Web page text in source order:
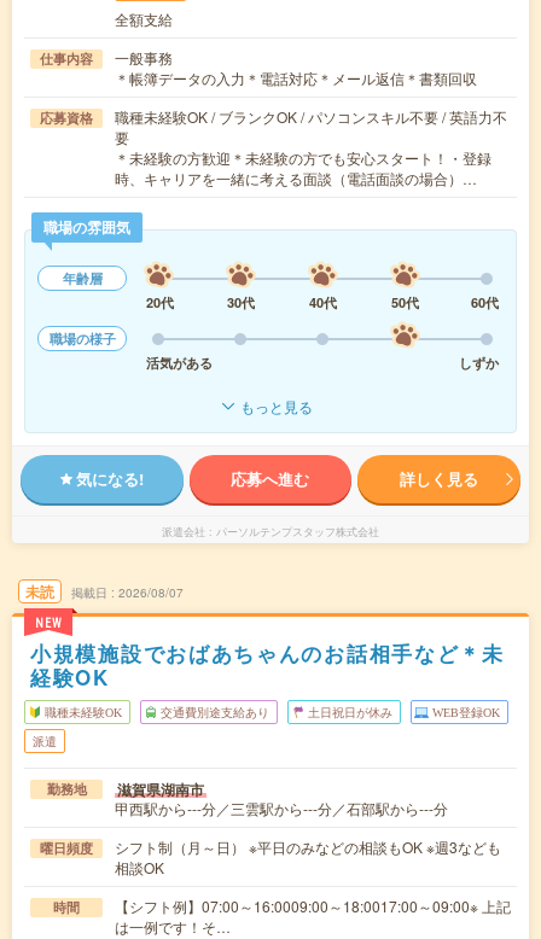
全額支給
仕事内容
一般事務
＊帳簿データの入力＊電話対応＊メール返信＊書類回収
応募資格
職種未経験OK / ブランクOK / パソコンスキル不要 / 英語力不
要
＊未経験の方歓迎＊未経験の方でも安心スタート！・登録
時、キャリアを一緒に考える面談（電話面談の場合）…
職場の雰囲気
年齢層
20代
30代 40代 50代
60代
職場の様子
活気がある
しずか
もっと見る
気になる! 応募へ進む 詳しく見る
派遣会社 パーソルテンプスタッフ株式会社
未読
NEW
掲載日 2026/08/07
小規模施設でおばあちゃんのお話相手など＊未
経験OK
職種未経験OK 交通費別途支給あり 土日祝日が休み WEB登録OK
派遣
勤務地 滋賀県湖南市
甲西駅から---分／三雲駅から---分／石部駅から---分
曜日頻度
シフト制（月～日） ※平日のみなどの相談もOK ※週3なども
相談OK
時間
【シフト例】07:00～16:0009:00～18:0017:00～09:00※ 上記
は一例です！そ…